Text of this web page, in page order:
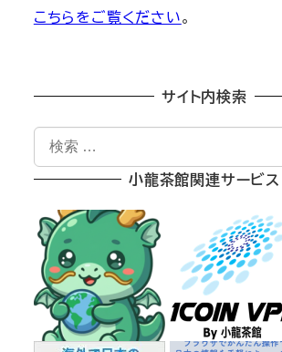
こちらをご覧ください。
サイト内検索
検
索
小龍茶館関連サービス